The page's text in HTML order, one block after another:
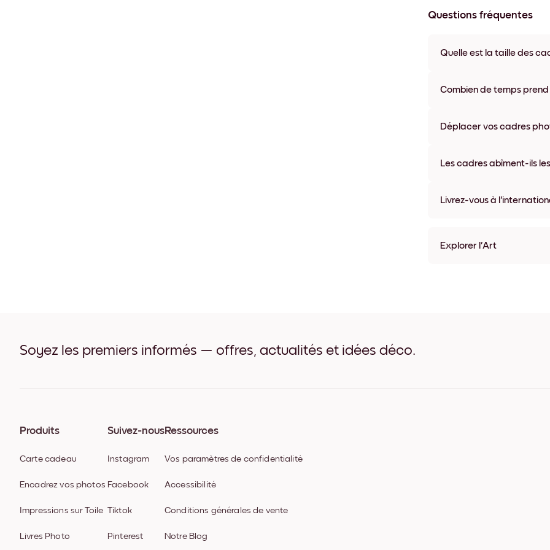
Questions fréquentes
Quelle est la taille des
coloris disponibles, y compris
Combien de temps prend
semaine. Livraison express
Déplacer vos cadres
abîmer vos murs.
Les cadres abîment-ils
Livrez-vous à
Explorer l'Art
Soyez les premiers informés — offres, actualités et idées déco.
Produits
Carte cadeau
Encadrez vos photos
Impressions sur Toile
Livres Photo
Suivez-nous
Instagram
Facebook
Tiktok
Pinterest
Ressources
Vos paramètres de confidentialité
Accessibilité
Conditions générales de vente
Notre Blog